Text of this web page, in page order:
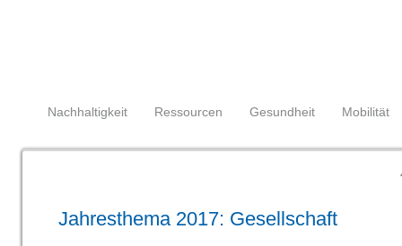
überspringen
Mobilität
Gesundheit
Ressourcen
Nachhaltigkeit
Jahresthema 2017: Gesellschaft